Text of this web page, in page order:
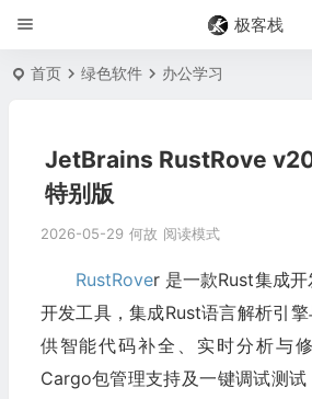
极客栈
首页 绿色软件 办公学习
JetBrains RustRove
特别版
2026-05-29 何故 阅读模式
RustRover 是一款Rust集成
开发工具，集成Rust语言解析引
供智能代码补全、实时分析与
Cargo包管理支持及一键调试测试